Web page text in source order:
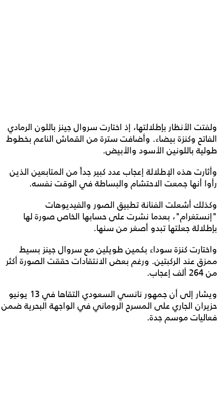
ولفتت الأنظار بإطلالتها، إذ اختارت سروال جينز باللون الرمادي
الفاتح وكنزة بيضاء. وأضافت سترة من القماش الناعم بخطوط
طولية باللونين الأسود والأبيض.
وأثارت هذه الإطلالة إعجاب عدد كبير جداً من المتابعين الذين
رأوا أنها جمعت الاحتشام والبساطة في الوقت نفسه.
وكذلك أشعلت الفنانة تطبيق الصور والفيديوهات
"إنستغرام"، بعدما نشرت على حسابها الخاص صورة لها
بإطلالة جعلتها تبدو أصغر من سنها.
واختارت كنزة سوداء بكمين طويلين مع سروال جينز بسيط
ممزق عند الركبتين. ورغم بعض الانتقادات حققت الصورة أكثر
من 264 ألف إعجاب.
ويشار إلى أن جمهور نانسي السعودي التقاها في 13 يونيو
حزيران الجاري على المسرح الروماني في الواجهة البحرية ضمن
فعاليات موسم جدة.